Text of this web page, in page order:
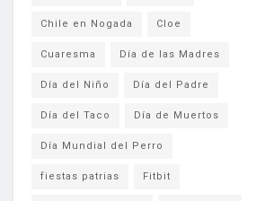
Chile en Nogada Cloe
Cuaresma Día de las Madres
Día del Niño Día del Padre
Día del Taco Día de Muertos
Día Mundial del Perro
fiestas patrias Fitbit